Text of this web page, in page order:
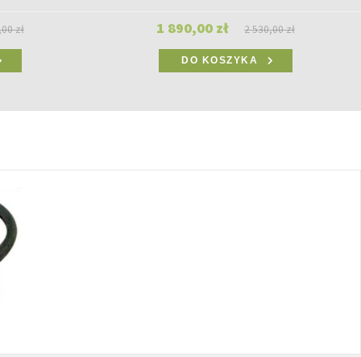
zł 1 890,00 zł 2 530,00 zł
DO KOSZYKA